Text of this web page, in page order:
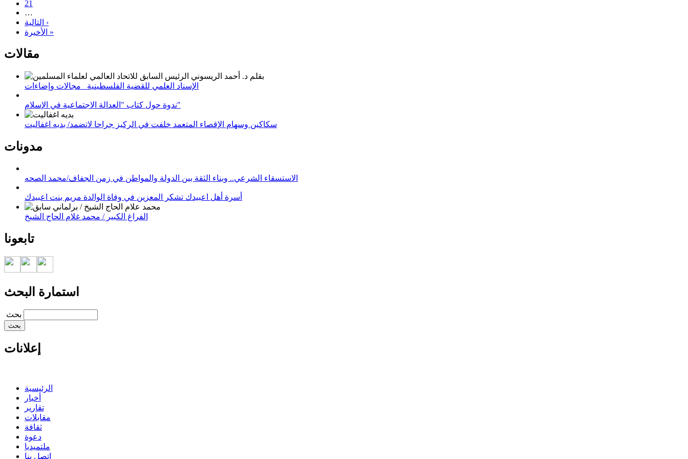
21
…
التالية ›
الأخيرة »
مقالات
الإسناد العلمي للقضية الفلسطينية_ مجالات وإضاءات
ندوة حول كتاب "العدالة الاجتماعية في الإسلام"
سكاكين وسهام الإقصاء المتعمد خلفت في الركيز جراحا لاتضمد/ بديه اغفاليت
مدونات
الاستسقاء الشرعي.. وبناء الثقة بين الدولة والمواطن في زمن الجفاف/محمد الصحه
أسرة أهل اعبيدك تشكر المعزين في وفاة الوالدة مريم بنت اعبيدك
الفراغ الكبير / محمد غلام الحاج الشيخ
تابعونا
استمارة البحث
‏بحث ‏
إعلانات
الرئيسية
أخبار
تقارير
مقابلات
ثقافة
دعوة
ملتميديا
اتصل بنا